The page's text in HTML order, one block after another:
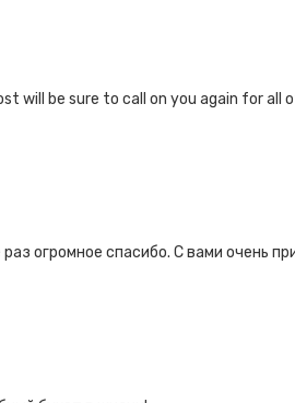
will be sure to call on you again for
огромное спасибо. С вами очень